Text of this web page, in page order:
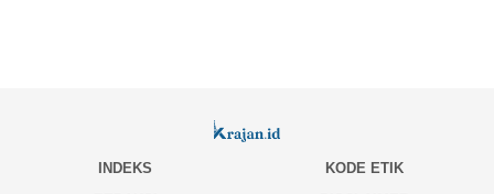
INDEKS
KODE ETIK